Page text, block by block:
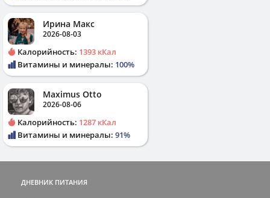
Ирина Макс
2026-08-03
Калорийность: 1393 кКал
Витамины и минералы: 100%
Maximus Otto
2026-08-06
Калорийность: 1287 кКал
Витамины и минералы: 91%
ДНЕВНИК ПИТАНИЯ